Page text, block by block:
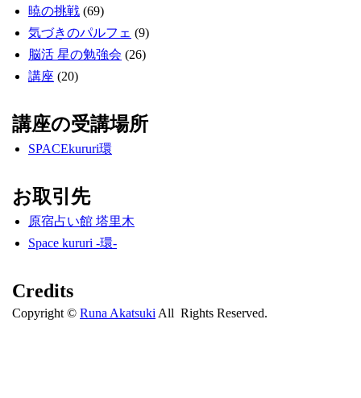
暁の挑戦 (69)
気づきのパルフェ (9)
脳活 星の勉強会 (26)
講座 (20)
講座の受講場所
SPACEkururi環
お取引先
原宿占い館 塔里木
Space kururi -環-
Credits
Copyright © Runa Akatsuki All Rights Reserved.